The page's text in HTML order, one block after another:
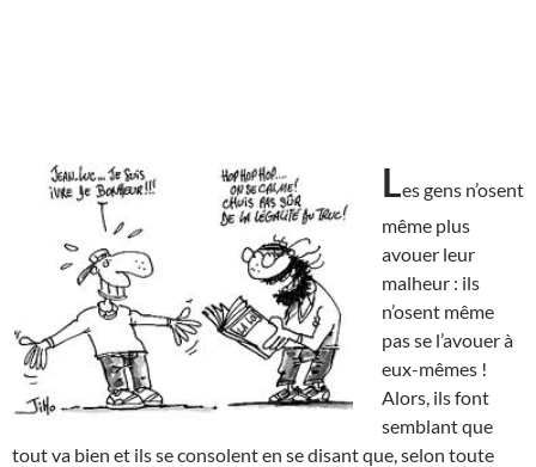
Les gens n’osent
même plus
avouer leur
malheur : ils
n’osent même
pas se l’avouer à
eux-mêmes !
Alors, ils font
semblant que
tout va bien et ils se consolent en se disant que, selon toute